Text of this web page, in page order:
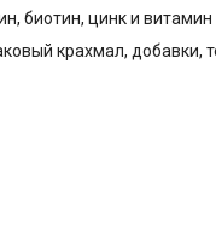
биотин, цинк и витамин
крахмал, добавки,